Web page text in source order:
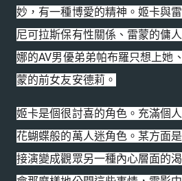
妙， 有一種博愛的精神。姬卡與
尼可拉斯保有性關係、雷蒙的傭
娜的AV男優弟弟帕布羅只想上她、
蒙的前女友安德莉。
姬卡是個很討喜的角色。充滿個
花蝴蝶般的萬人迷角色。某方面
接演變成觀眾另一種內心層面的渴